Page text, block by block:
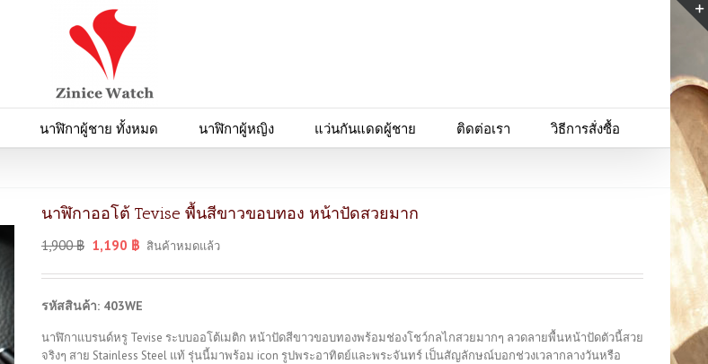
นาฬิกาผู้ชาย ทั้งหมด นาฬิกาผู้หญิง แว่นกันแดดผู้ชาย ติดต่อเรา วิธีการสั่งซื้อ
นาฬิกาออโต้ Tevise พื้นสีขาวขอบทอง หน้าปัดสวยมาก
1,900฿ 1,190 ฿ สินค้าหมดแล้ว
รหัสสินค้า: 403WE
นาฬิกาแบรนด์หรู Tevise ระบบออโต้เมติก หน้าปัดสีขาวขอบทองพร้อมช่องโชว์กลไกสวยมากๆ ลวดลายพื้นหน้าปัดตัวนี้สวย
จริงๆ สาย Stainless Steel แท้ รุ่นนี้มาพร้อม icon รูปพระอาทิตย์และพระจันทร์ เป็นสัญลักษณ์บอกช่วงเวลากลางวันหรือ